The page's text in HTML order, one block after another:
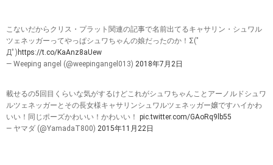
こないだからクリス・プラット関連の記事で名前出てるキャサリン・シュワル
ツェネッガーってやっぱシュワちゃんの娘だったのか！Σ(ﾟ
Дﾟ) https://t.co/KaAnz8aUew
— Weeping angel (@weepingangel013) 2018年7月2日
載せるの5回目くらいな気がするけどこれがシュワちゃんことアーノルドシュワ
ルツェネッガーとその長女様キャサリンシュワルツェネッガー嬢ですハイかわ
いい！同じポーズかわいい！かわいい！ pic.twitter.com/GAoRq9lb55
— ヤマダ (@YamadaT800) 2015年11月22日